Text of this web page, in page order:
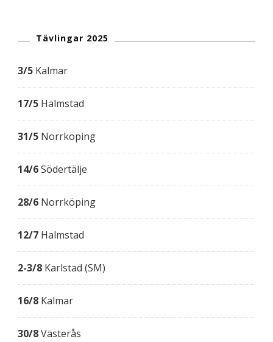
Tävlingar 2025
3/5 Kalmar
17/5 Halmstad
31/5 Norrköping
14/6Södertälje
28/6 Norrköping
12/7 Halmstad
2-3/8 Karlstad (SM)
16/8 Kalmar
30/8Västerås